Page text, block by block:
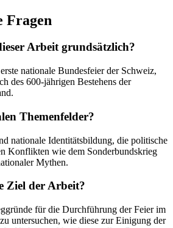
Fragen
Arbeit grundsätzlich?
nationale Bundesfeier der Schweiz,
des 600-jährigen Bestehens der
Themenfelder?
nationale Identitätsbildung, die politische
Konflikten wie dem Sonderbundskrieg
Mythen.
Ziel der Arbeit?
für die Durchführung der Feier im
untersuchen, wie diese zur Einigung der